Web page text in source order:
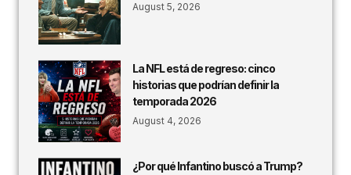
August 5, 2026
La NFL está de regreso: cinco
historias que podrían definir la
temporada 2026
August 4, 2026
¿Por qué Infantino buscó a Trump?